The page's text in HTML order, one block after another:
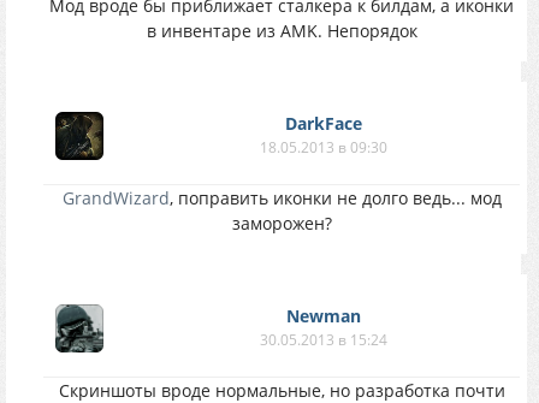
Мод вроде бы приближает сталкера к билдам, а иконки
в инвентаре из AMK. Непорядок
DarkFace
18.05.2013 в 09:30
GrandWizard, поправить иконки не долго ведь... мод
заморожен?
Newman
30.05.2013 в 15:24
Скриншоты вроде нормальные, но разработка почти